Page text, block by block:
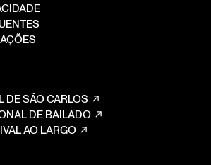
DE SÃO CARLOS
DE BAILADO
AO LARGO